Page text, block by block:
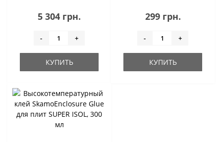
5 304 грн.
- +
КУПИТЬ
299 грн.
- +
КУПИТЬ